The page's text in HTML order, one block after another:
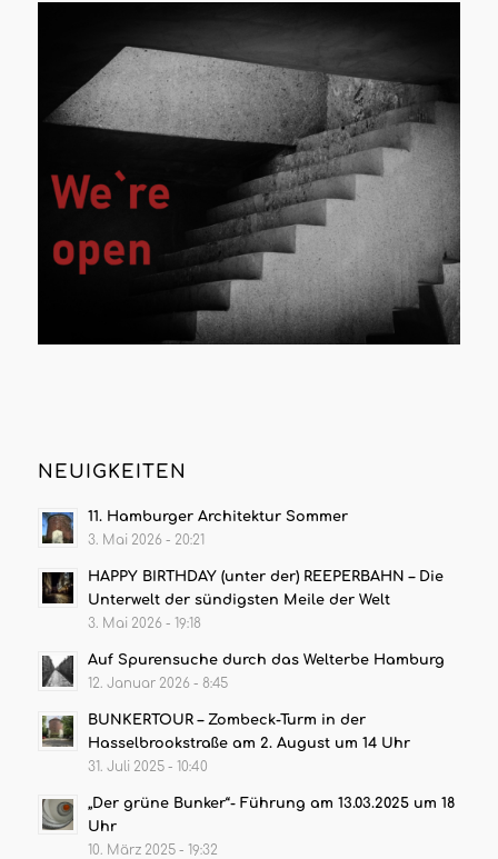
NEUIGKEITEN
11. Hamburger Architektur Sommer
3. Mai 2026 - 20:21
HAPPY BIRTHDAY (unter der) REEPERBAHN – Die
Unterwelt der sündigsten Meile der Welt
3. Mai 2026 - 19:18
Auf Spurensuche durch das Welterbe Hamburg
12. Januar 2026 - 8:45
BUNKERTOUR – Zombeck-Turm in der
Hasselbrookstraße am 2. August um 14 Uhr
31. Juli 2025 - 10:40
„Der grüne Bunker“- Führung am 13.03.2025 um 18
Uhr
10. März 2025 - 19:32